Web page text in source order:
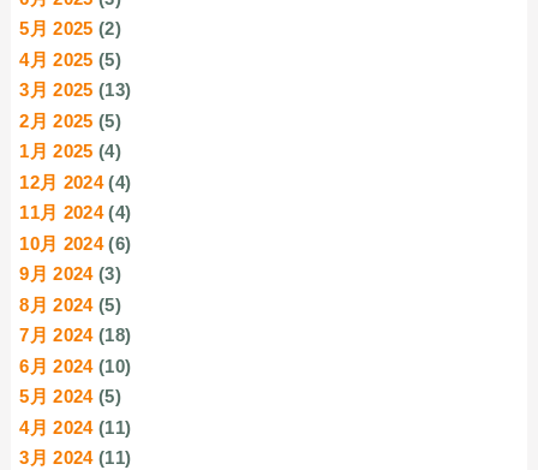
5月 2025 (2)
4月 2025 (5)
3月 2025 (13)
2月 2025 (5)
1月 2025 (4)
12月 2024(4)
11月 2024(4)
10月 2024(6)
9月 2024(3)
8月 2024(5)
7月 2024(18)
6月 2024(10)
5月 2024(5)
4月 2024(11)
3月 2024(11)